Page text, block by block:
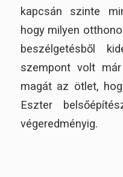
kapcsán szinte
hogy milyen
beszélgetésből
szempont volt
magát az ötlet,
Eszter
végeredményig.